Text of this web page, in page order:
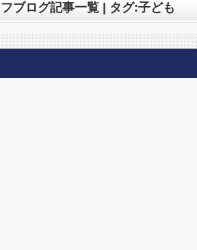
ブログ記事一覧 | タグ:子ども